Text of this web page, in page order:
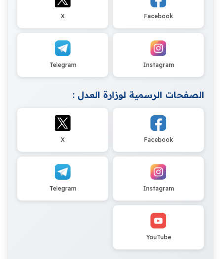
Facebook
X
Instagram
Telegram
الصفحات الرسمية لوزارة العدل :
Facebook
X
Instagram
Telegram
YouTube